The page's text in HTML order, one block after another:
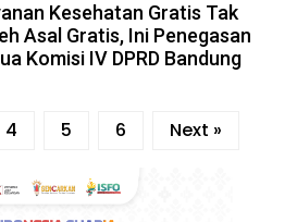
Kesehatan Gratis Tak
Asal Gratis, Ini Penegasan
Komisi IV DPRD Bandung
4 5 6 Next »